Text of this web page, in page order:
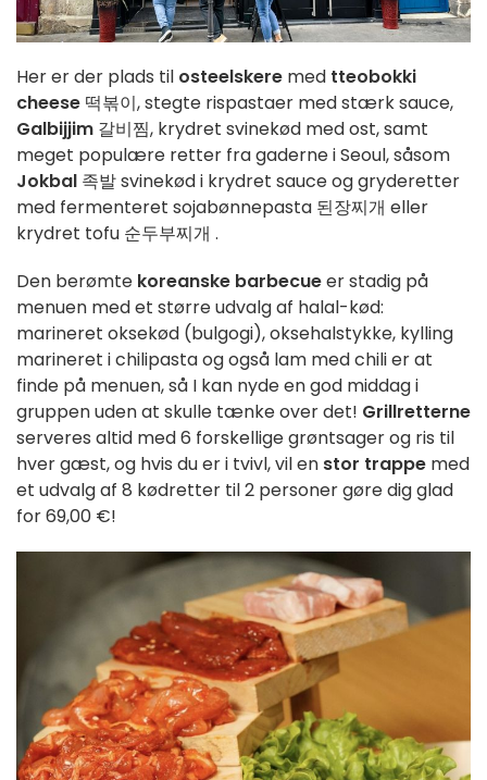
Her er der plads til osteelskere med tteobokki
cheese 떡볶이,stegte rispastaer med stærk sauce,
Galbijjim 갈비찜, krydret svinekød med ost, samt
meget populære retter fra gaderne i Seoul, såsom
Jokbal 족발 svinekød i krydret sauce og gryderetter
med fermenteret sojabønnepasta 된장찌개 eller
krydret tofu 순두부찌개 .
Den berømte koreanske barbecueer stadig på
menuen med et størreudvalgaf halal-kød:
marineret oksekød (bulgogi), oksehalstykke, kylling
marineret i chilipasta og også lam med chili er at
finde på menuen, så I kan nyde en god middag i
gruppen uden at skulle tænke over det! Grillretterne
serveres altid med 6 forskellige grøntsager og ris til
hver gæst, og hvis du er i tvivl, vil en stor trappe med
et udvalg af 8 kødretter til 2 personer gøre dig glad
for69,00 €!